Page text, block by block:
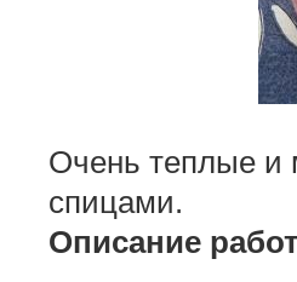
Очень теплые и
спицами.
Описание